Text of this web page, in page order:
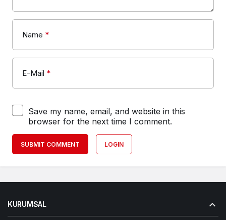
Name *
E-Mail *
Save my name, email, and website in this
browser for the next time I comment.
SUBMIT COMMENT LOGIN
KURUMSAL